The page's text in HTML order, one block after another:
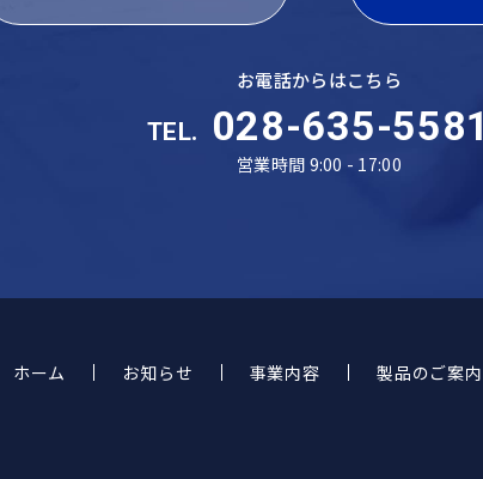
お電話からはこちら
TEL. 028-635-5581
営業時間 9:00 - 17:00
ホーム お知らせ 事業内容 製品のご案内